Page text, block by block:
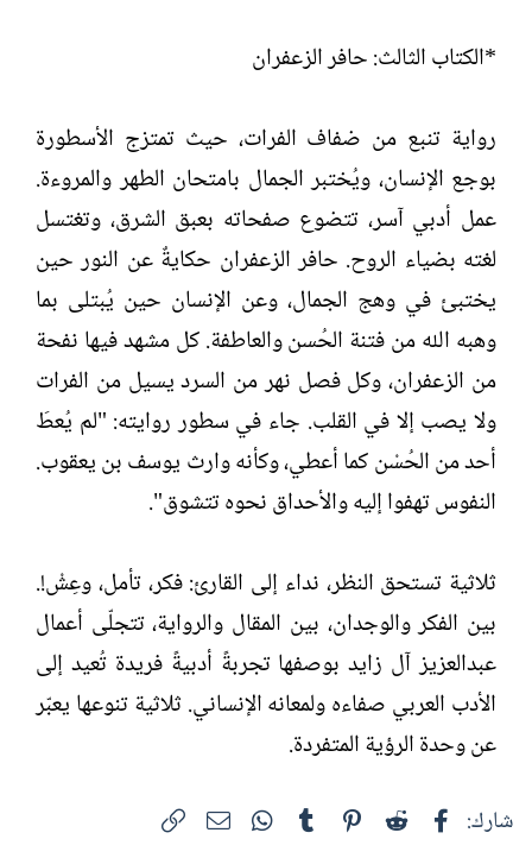
*الكتاب الثالث: حافر الزعفران
رواية تنبع من ضفاف الفرات، حيث تمتزج الأسطورة
بوجع الإنسان، ويُختبر الجمال بامتحان الطهر والمروءة.
عمل أدبي آسر، تتضوع صفحاته بعبق الشرق، وتغتسل
لغته بضياء الروح. حافر الزعفران حكايةٌ عن النور حين
يختبئ في وهج الجمال، وعن الإنسان حين يُبتلى بما
وهبه الله من فتنة الحُسن والعاطفة. كل مشهد فيها نفحة
من الزعفران، وكل فصل نهر من السرد يسيل من الفرات
ولا يصب إلا في القلب. جاء في سطور روايته: "لم يُعطَ
أحد من الحُسْن كما أعطي، وكأنه وارث يوسف بن يعقوب.
النفوس تهفوا إليه والأحداق نحوه تتشوق".
ثلاثية تستحق النظر، نداء إلى القارئ: فكر، تأمل، وعِشْ!.
بين الفكر والوجدان، بين المقال والرواية، تتجلّى أعمال
عبدالعزيز آل زايد بوصفها تجربةً أدبيةً فريدة تُعيد إلى
الأدب العربي صفاءه ولمعانه الإنساني. ثلاثية تنوعها يعبّر
عن وحدة الرؤية المتفردة.​
شارك: فيسبوك Reddit
Pinterest
Tumblr
WhatsAppالبريد الإلكتروني